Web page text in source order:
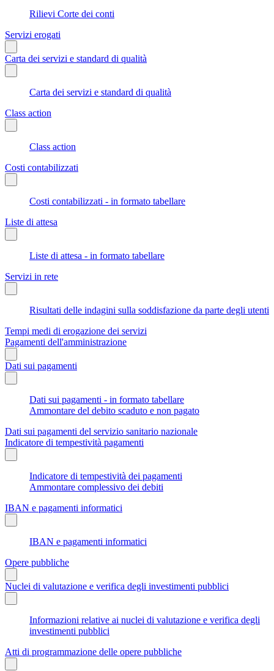
Rilievi Corte dei conti
Servizi erogati
Carta dei servizi e standard di qualità
Carta dei servizi e standard di qualità
Class action
Class action
Costi contabilizzati
Costi contabilizzati - in formato tabellare
Liste di attesa
Liste di attesa - in formato tabellare
Servizi in rete
Risultati delle indagini sulla soddisfazione da parte degli utenti
Tempi medi di erogazione dei servizi
Pagamenti dell'amministrazione
Dati sui pagamenti
Dati sui pagamenti - in formato tabellare
Ammontare del debito scaduto e non pagato
Dati sui pagamenti del servizio sanitario nazionale
Indicatore di tempestività pagamenti
Indicatore di tempestività dei pagamenti
Ammontare complessivo dei debiti
IBAN e pagamenti informatici
IBAN e pagamenti informatici
Opere pubbliche
Nuclei di valutazione e verifica degli investimenti pubblici
Informazioni relative ai nuclei di valutazione e verifica degli
investimenti pubblici
Atti di programmazione delle opere pubbliche